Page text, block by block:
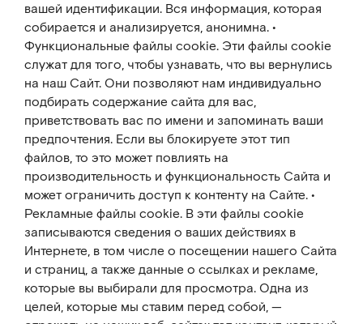
вашей идентификации. Вся информация, которая
собирается и анализируется, анонимна. •
Функциональные файлы cookie. Эти файлы cookie
служат для того, чтобы узнавать, что вы вернулись
на наш Сайт. Они позволяют нам индивидуально
подбирать содержание сайта для вас,
приветствовать вас по имени и запоминать ваши
предпочтения. Если вы блокируете этот тип
файлов, то это может повлиять на
производительность и функциональность Сайта и
может ограничить доступ к контенту на Сайте. •
Рекламные файлы cookie. В эти файлы cookie
записываются сведения о ваших действиях в
Интернете, в том числе о посещении нашего Сайта
и страниц, а также данные о ссылках и рекламе,
которые вы выбирали для просмотра. Одна из
целей, которые мы ставим перед собой, —